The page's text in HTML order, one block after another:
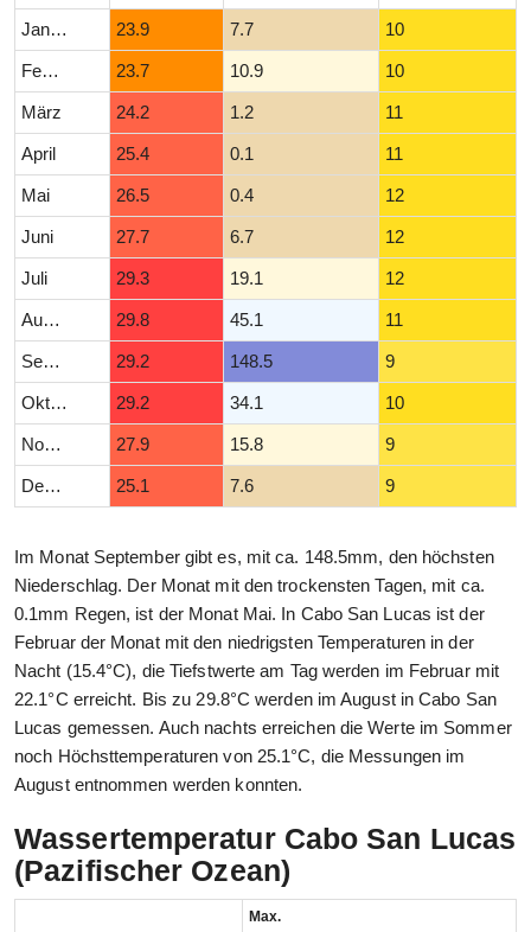
Januar 23.9 7.7 10
Februar 23.7 10.9 10
März 24.2 1.2 11
April 25.4 0.1 11
Mai 26.5 0.4 12
Juni 27.7 6.7 12
Juli 29.3 19.1 12
August 29.8 45.1 11
September 29.2 148.5 9
Oktober 29.2 34.1 10
November 27.9 15.8 9
Dezember 25.1 7.6 9
Im Monat September gibt es, mit ca. 148.5mm, den höchsten
Niederschlag. Der Monat mit den trockensten Tagen, mit ca.
0.1mm Regen, ist der Monat Mai. In Cabo San Lucas ist der
Februar der Monat mit den niedrigsten Temperaturen in der
Nacht (15.4°C), die Tiefstwerte am Tag werden im Februar mit
22.1°C erreicht. Bis zu 29.8°C werden im August in Cabo San
Lucas gemessen. Auch nachts erreichen die Werte im Sommer
noch Höchsttemperaturen von 25.1°C, die Messungen im
August entnommen werden konnten.
Wassertemperatur Cabo San Lucas
(Pazifischer Ozean)
Max.